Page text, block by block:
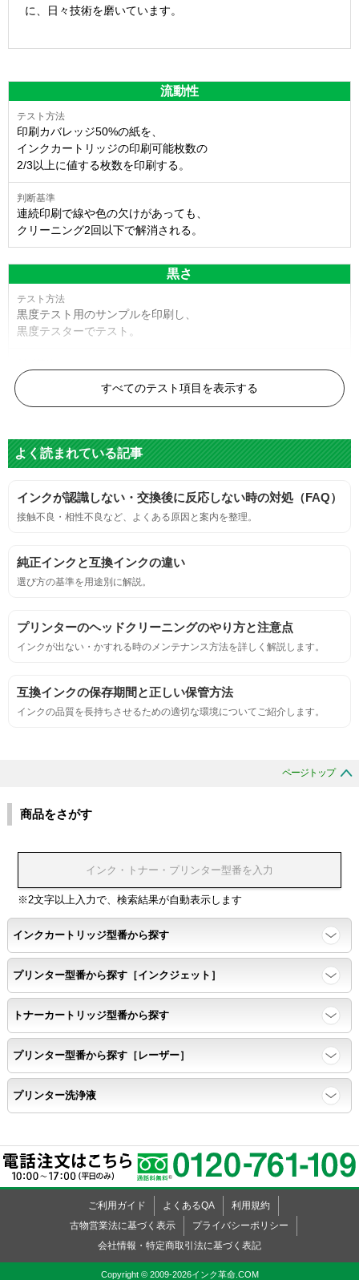
に、日々技術を磨いています。
流動性
印刷カバレッジ50%の紙を、
インクカートリッジの印刷可能枚数の
2/3以上に値する枚数を印刷する。
連続印刷で線や色の欠けがあっても、
クリーニング2回以下で解消される。
黒さ
黒度テスト用のサンプルを印刷し、
黒度テスターでテスト。
黒度の技術基準に適合する。
標準カラーサンプルを印刷する。
鮮やか、リアル、彩度、シャープなど、
におい
互換性
色同士のにじみがないこと。
浸透性
浸透性テスト用のサンプルを印刷する。
任意の色を背景として使用し、
背景と違う色で8号サイズのArialフォントで
鮮明に印刷できること。
速乾性
互換性テストサンプルを5ページ連続印刷する。
飛び散り
標準カラーサンプル /
互換性テストサンプルを印刷する。
印刷の仕上がりが精細で均一であり、
すべてのテスト項目を表示する
よく読まれている記事
インクが認識しない・交換後に反応しない時の対処（FAQ）
接触不良・相性不良など、よくある原因と案内を整理。
純正インクと互換インクの違い
選び方の基準を用途別に解説。
プリンターのヘッドクリーニングのやり方と注意点
インクが出ない・かすれる時のメンテナンス方法を詳しく解説します。
互換インクの保存期間と正しい保管方法
インクの品質を長持ちさせるための適切な環境についてご紹介します。
ページトップ
商品をさがす
※2文字以上入力で、検索結果が自動表示します
インクカートリッジ型番から探す
プリンター型番から探す［インクジェット］
トナーカートリッジ型番から探す
プリンター型番から探す［レーザー］
プリンター洗浄液
ご利用ガイド よくあるQA
利用規約
古物営業法に基づく表示
プライバシーポリシー
会社情報・特定商取引法に基づく表記
Copyright © 2009-2026インク革命.COM